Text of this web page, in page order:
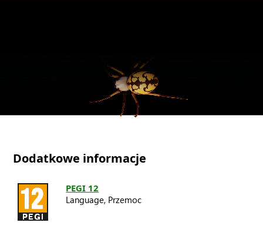
Dodatkowe informacje
PEGI 12
Language, Przemoc